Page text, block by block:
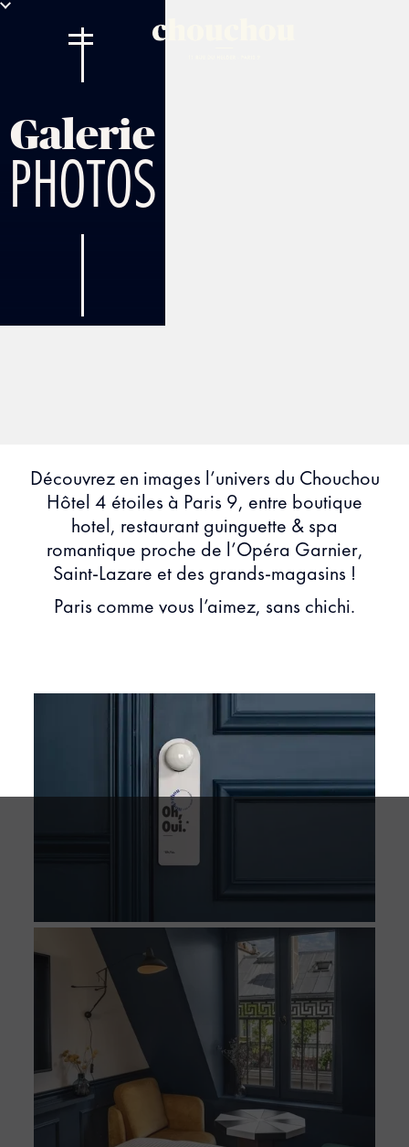
Galerie
PHOTOS
Découvrez en images l’univers du Chouchou
Hôtel 4 étoiles à Paris 9, entre boutique
hotel, restaurant guinguette & spa
romantique proche de l’Opéra Garnier,
Saint-Lazare et des grands-magasins !
Paris comme vous l’aimez, sans chichi.